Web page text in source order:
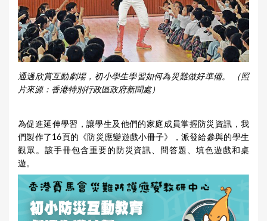
通過欣賞互動劇場，初小學生學習如何為災難做好準備。 （照
片來源：香港特別行政區政府新聞處）
為促進延伸學習，讓學生及他們的家庭成員掌握防災資訊，我
們製作了16頁的《防災應變遊戲小冊子》，派發給參與的學生
觀眾。該手冊包含重要的防災資訊、問答題、填色遊戲和桌
遊。